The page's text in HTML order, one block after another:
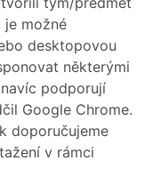
je možné
desktopovou
některými
podporují
Google Chrome.
doporučujeme
v rámci